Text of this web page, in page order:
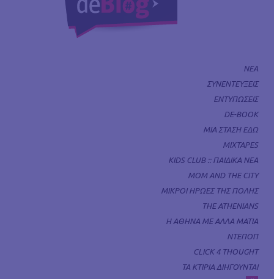
ΝΕΑ
ΣΥΝΕΝΤΕΥΞΕΙΣ
ΕΝΤΥΠΩΣΕΙΣ
DE-BOOK
ΜΙΑ ΣΤΑΣΗ ΕΔΩ
MIXTAPES
KIDS CLUB :: ΠΑΙΔΙΚΑ ΝΕΑ
MOM AND THE CITY
ΜΙΚΡΟΙ ΗΡΩΕΣ ΤΗΣ ΠΟΛΗΣ
THE ATHENIANS
Η ΑΘΗΝΑ ΜΕ ΑΛΛΑ ΜΑΤΙΑ
ΝΤΕΠΟΠ
CLICK 4 THOUGHT
ΤΑ ΚΤΙΡΙΑ ΔΙΗΓΟΥΝΤΑΙ